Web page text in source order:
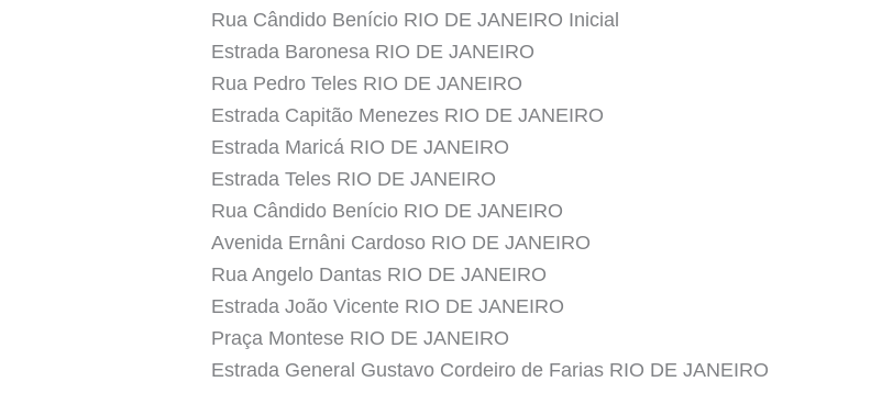
Rua Cândido Benício RIO DE JANEIRO Inicial
Estrada Baronesa RIO DE JANEIRO
Rua Pedro Teles RIO DE JANEIRO
Estrada Capitão Menezes RIO DE JANEIRO
Estrada Maricá RIO DE JANEIRO
Estrada Teles RIO DE JANEIRO
Rua Cândido Benício RIO DE JANEIRO
Avenida Ernâni Cardoso RIO DE JANEIRO
Rua Angelo Dantas RIO DE JANEIRO
Estrada João Vicente RIO DE JANEIRO
Praça Montese RIO DE JANEIRO
Estrada General Gustavo Cordeiro de Farias RIO DE JANEIRO